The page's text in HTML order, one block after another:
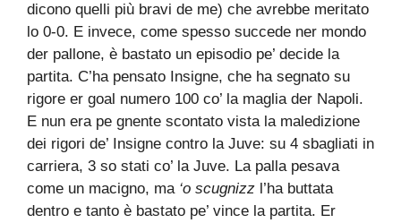
dicono quelli più bravi de me) che avrebbe meritato
lo 0-0. E invece, come spesso succede ner mondo
der pallone, è bastato un episodio pe’ decide la
partita. C’ha pensato Insigne, che ha segnato su
rigore er goal numero 100 co’ la maglia der Napoli.
E nun era pe gnente scontato vista la maledizione
dei rigori de’ Insigne contro la Juve: su 4 sbagliati in
carriera, 3 so stati co’ la Juve. La palla pesava
come un macigno, ma ‘o scugnizz l’ha buttata
dentro e tanto è bastato pe’ vince la partita. Er